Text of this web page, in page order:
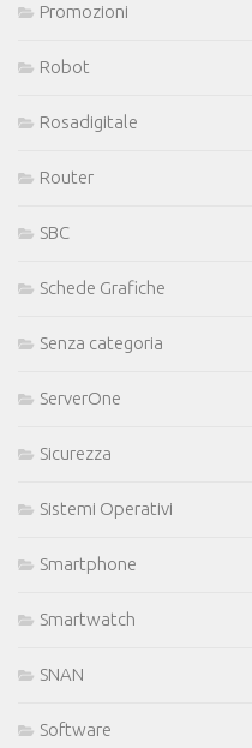
Promozioni
Robot
Rosadigitale
Router
SBC
Schede Grafiche
Senza categoria
ServerOne
Sicurezza
Sistemi Operativi
Smartphone
Smartwatch
SNAN
Software